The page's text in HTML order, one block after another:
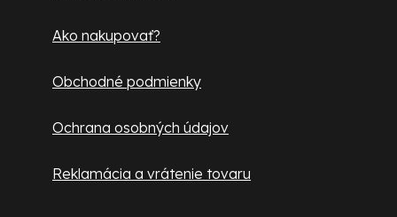
Ako nakupovať?
Obchodné podmienky
Ochrana osobných údajov
Reklamácia a vrátenie tovaru